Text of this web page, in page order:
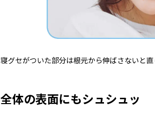
寝グセがついた部分は根元から伸ばさないと直
全体の表面にもシュシュッ